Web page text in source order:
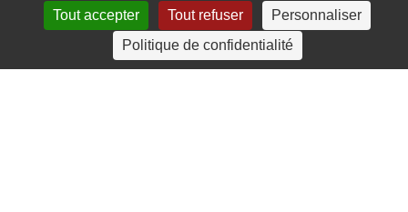
4 rue Crec’h-Ugen
22810 Belle Isle en Terre
Tout accepter
Tout refuser
Personnaliser
Politique de confidentialité